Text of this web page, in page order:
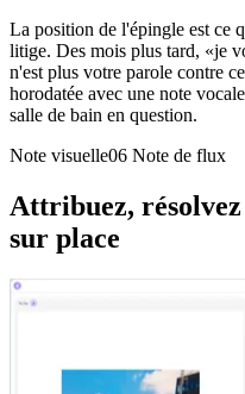
La position de l'épingle est ce
litige. Des mois plus tard, «je
n'est plus votre parole contre
horodatée avec une note
salle de bain en question.
Note visuelle06 Note de flux
Attribuez,
sur place